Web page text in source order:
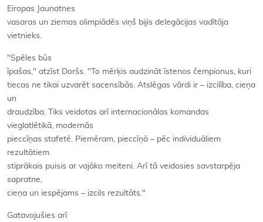
Eiropas Jaunatnes
vasaras un ziemas olimpiādēs viņš bijis delegācijas vadītāja
vietnieks.
"Spēles būs
īpašas," atzīst Doršs. "To mērķis audzināt īstenos čempionus, kuri
tiecas ne tikai uzvarēt sacensībās. Atslēgas vārdi ir – izcilība, cieņa
un
draudzība. Tiks veidotas arī internacionālas komandas
vieglatlētikā, modernās
pieccīņas stafetē. Piemēram, pieccīņā – pēc individuāliem
rezultātiem
stiprākais puisis ar vajāko meiteni. Arī tā veidosies savstarpēja
sapratne,
cieņa un iespējams – izcils rezultāts."
Gatavojušies arī